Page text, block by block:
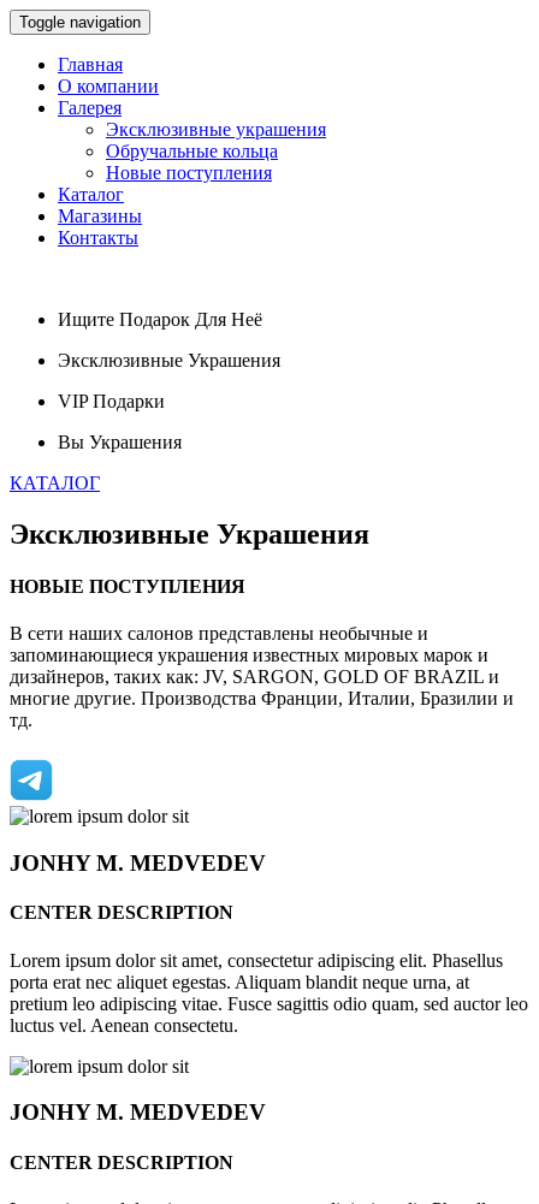
Toggle navigation
Главная
О компании
Галерея
Эксклюзивные украшения
Обручальные кольца
Новые поступления
Каталог
Магазины
Контакты
Ищите Подарок Для Неё
Эксклюзивные Украшения
VIPПодарки
Вы Украшения
КАТАЛОГ
Эксклюзивные Украшения
НОВЫЕ ПОСТУПЛЕНИЯ
В сети наших салонов представлены необычные и
запоминающиеся украшения известных мировых марок и
дизайнеров, таких как: JV, SARGON, GOLD OF BRAZIL и
многие другие. Производства Франции, Италии, Бразилии и
тд.
JONHYM. MEDVEDEV
CENTER DESCRIPTION
Lorem ipsum dolor sit amet, consectetur adipiscing elit. Phasellus
porta erat nec aliquet egestas. Aliquam blandit neque urna, at
pretium leo adipiscing vitae. Fusce sagittis odio quam, sed auctor leo
luctus vel. Aenean consectetu.
JONHYM. MEDVEDEV
CENTER DESCRIPTION